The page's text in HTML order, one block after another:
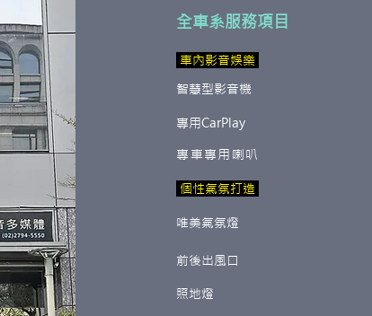
全車系服務項目
​ 車內影音娛樂
智慧型影音機
專用CarPlay
專車專用喇叭
​ 個性氣氛打造
唯美氣氛燈
前後出風口
照地燈